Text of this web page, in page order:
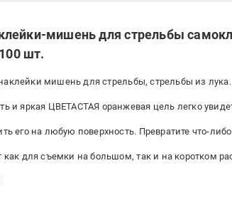
мишень для стрельбы
шт.
мишень для стрельбы, стрельбы из лука.
и яркая ЦВЕТАСТАЯ оранжевая цель легко
его на любую поверхность. Превратите что-либо
как для съемки на большом, так и на коротком